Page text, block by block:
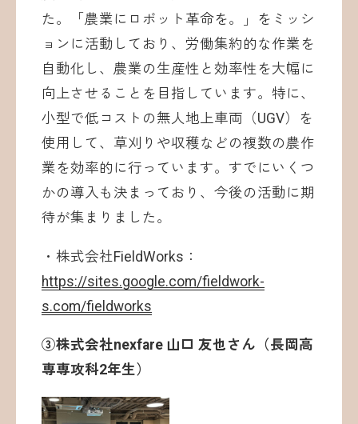
た。「農業にロボット革命を。」をミッシ
ョンに活動しており、労働集約的な作業を
自動化し、農業の生産性と効率性を大幅に
向上させることを目指しています。特に、
小型で低コストの無人地上車両（UGV）を
使用して、草刈りや収穫などの複数の農作
業を効率的に行っています。すでにいくつ
かの導入も決まっており、今後の活動に期
待が集まりました。
・株式会社FieldWorks：
https://sites.google.com/fieldwork-
s.com/fieldworks
③株式会社nexfare 山口 友也さん（長岡高
専専攻科2年生）